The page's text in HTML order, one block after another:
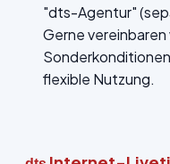
"dts-Agentur"
Gerne vereinbaren
flexible Nutzung.